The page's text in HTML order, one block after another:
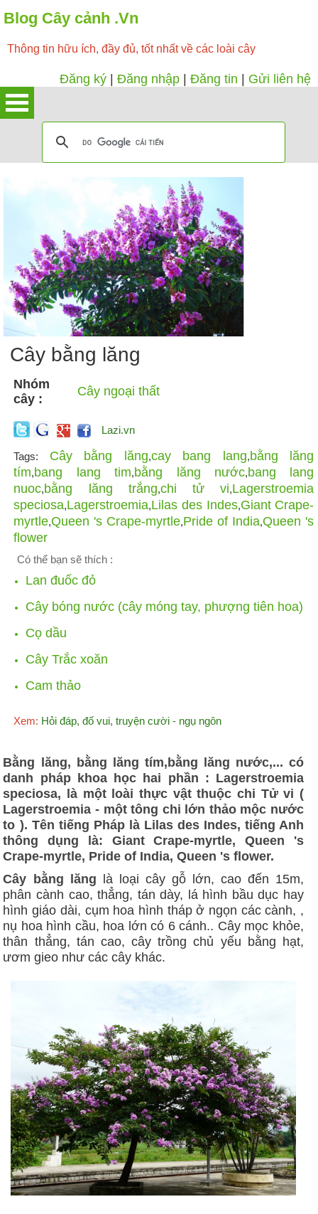
Blog Cây cảnh .Vn
Thông tin hữu ích, đầy đủ, tốt nhất về các loài cây
Đăng ký Đăng nhập Đăng tin Gửi liên hệ
Cây bằng lăng
Nhóm
cây :
Cây ngoại thất
Lazi.vn
Tags: Cây bằng lăng,cay bang lang,bằng lăng
tím,bang lang tim,bằng lăng nước,bang lang
nuoc,bằng lăng trắng,chi tử vi,Lagerstroemia
speciosa,Lagerstroemia,Lilas des Indes,Giant Crape-
myrtle,Queen 's Crape-myrtle,Pride of India,Queen 's
flower
Có thể bạn sẽ thích :
Lan đuốc đỏ
Cây bóng nước (cây móng tay, phượng tiên hoa)
Cọ dầu
Cây Trắc xoăn
Cam thảo
Xem: Hỏi đáp, đố vui, truyện cười - ngụ ngôn
Bằng lăng, bằng lăng tím,bằng lăng nước,... có
danh pháp khoa học hai phần : Lagerstroemia
speciosa, là một loài thực vật thuộc chi Tử vi (
Lagerstroemia - một tông chi lớn thảo mộc nước
to ). Tên tiếng Pháp là Lilas des Indes, tiếng Anh
thông dụng là: Giant Crape-myrtle, Queen 's
Crape-myrtle, Pride of India, Queen 's flower.
Cây bằng lăng là loại cây gỗ lớn, cao đến 15m,
phân cành cao, thẳng, tán dày, lá hình bầu dục hay
hình giáo dài, cụm hoa hình tháp ở ngọn các cành, ,
nụ hoa hình cầu, hoa lớn có 6 cánh.. Cây mọc khỏe,
thân thẳng, tán cao, cây trồng chủ yếu bằng hạt,
ươm gieo như các cây khác.